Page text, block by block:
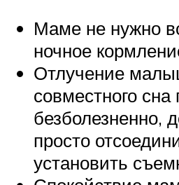
Маме не нужно
ночное
Отлучение
совместного сна
безболезненно,
просто
установить